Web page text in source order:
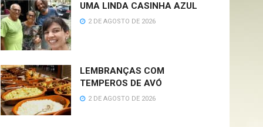
UMA LINDA CASINHA AZUL
2 DE AGOSTO DE 2026
LEMBRANÇAS COM
TEMPEROS DE AVÓ
2 DE AGOSTO DE 2026